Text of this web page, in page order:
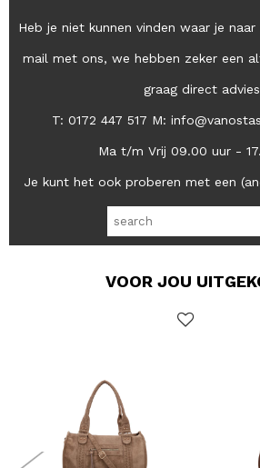
Heb je niet kunnen vinden waar je
mail met ons, we hebben zeker een
graag direct
T: 0172 447 517 M:
Ma t/m Vrij 09.00 uur -
Je kunt het ook proberen met een
VOOR JOU